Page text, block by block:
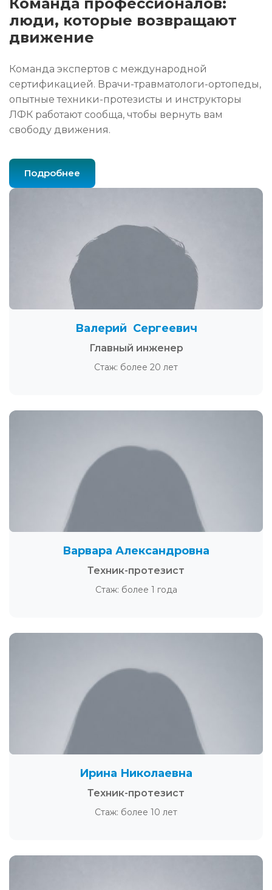
люди, которые возвращают
движение
Команда экспертов с международной
сертификацией. Врачи-травматологи-ортопеды,
опытные техники-протезисты и инструкторы
ЛФК работают сообща, чтобы вернуть вам
свободу движения.
Подробнее
Валерий Сергеевич
Главный инженер
Стаж: более 20 лет
Варвара Александровна
Техник-протезист
Стаж: более 1 года
Ирина Николаевна
Техник-протезист
Стаж: более 10 лет